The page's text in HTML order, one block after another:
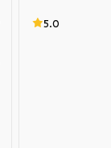
5.0